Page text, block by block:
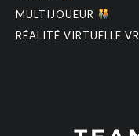
MULTIJOUEUR
RÉALITÉ VIRTUELLE VR